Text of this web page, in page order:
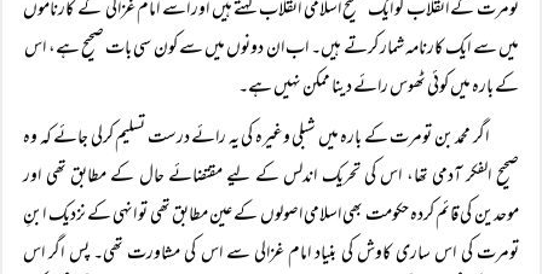
تومرت کے انقلاب کو ایک صحیح اسلامی انقلاب کہتے ہیں اور اسے امام غزالی کے کارناموں
میں سے ایک کارنامہ شمار کرتے ہیں۔ اب ان دونوں میں سے کون سی بات صحیح ہے، اس
کے بارہ میں کوئی ٹھوس رائے دینا ممکن نہیں ہے۔
اگر محمد بن تومرت کے بارہ میں شبلی وغیرہ کی یہ رائے درست تسلیم کرلی جائے کہ وہ
صحیح الفکر آدمی تھا، اس کی تحریک اندلس کے لیے مقتضائے حال کے مطابق تھی اور
موحدین کی قائم کردہ حکومت بھی اسلامی اصولوں کے عین مطابق تھی تو انہی کے نزدیک ابنِ
تومرت کی اس ساری کاوش کی بنیاد امام غزالی سے اس کی مشاورت تھی۔ پس اگر اس